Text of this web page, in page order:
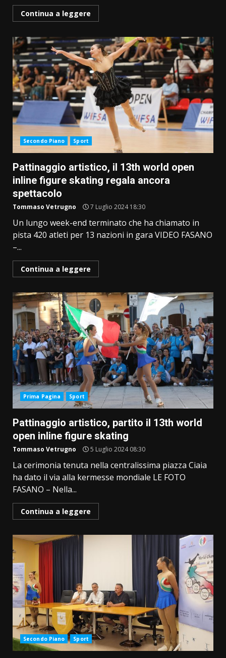
Continua a leggere
Secondo Piano Sport
Pattinaggio artistico, il 13th world open
inline figure skating regala ancora
spettacolo
Tommaso Vetrugno 7 Luglio 2024 18:30
Un lungo week-end terminato che ha chiamato in
pista 420 atleti per 13 nazioni in gara VIDEO FASANO
–...
Continua a leggere
Prima Pagina Sport
Pattinaggio artistico, partito il 13th world
open inline figure skating
Tommaso Vetrugno 5 Luglio 2024 08:30
La cerimonia tenuta nella centralissima piazza Ciaia
ha dato il via alla kermesse mondiale LE FOTO
FASANO – Nella...
Continua a leggere
Secondo Piano Sport